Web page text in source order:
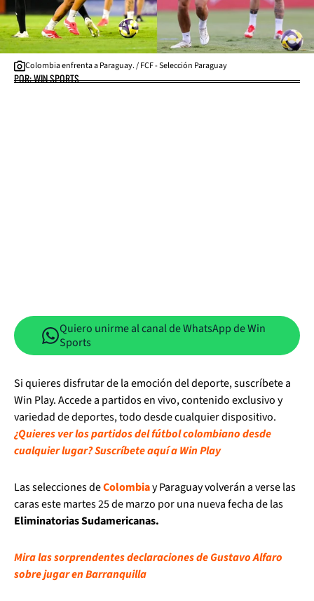
Colombia enfrenta a Paraguay. / FCF - Selección Paraguay
POR: WIN SPORTS
Quiero unirme al canal de WhatsApp de Win
Sports
Si quieres disfrutar de la emoción del deporte, suscríbete a
Win Play. Accede a partidos en vivo, contenido exclusivo y
variedad de deportes, todo desde cualquier dispositivo.
¿Quieres ver los partidos del fútbol colombiano desde
cualquier lugar? Suscríbete aquí a Win Play
Las selecciones deColombiay Paraguay volverán a verse las
caras este martes 25 de marzo por una nueva fecha de las
Eliminatorias Sudamericanas.
Mira las sorprendentes declaraciones de Gustavo Alfaro
sobre jugar en Barranquilla